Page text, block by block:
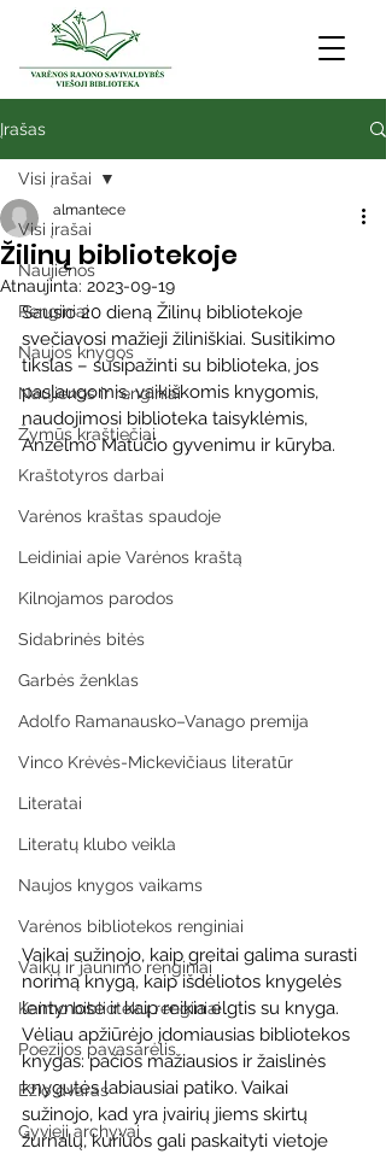
Įrašas
Visi įrašai
Naujienos
Renginiai
Naujos knygos
Naujienos ir renginiai
Žymūs kraštiečiai
Kraštotyros darbai
Varėnos kraštas spaudoje
Leidiniai apie Varėnos kraštą
Kilnojamos parodos
Sidabrinės bitės
Garbės ženklas
Adolfo Ramanausko–Vanago premija
Vinco Krėvės-Mickevičiaus literatūr
Literatai
Literatų klubo veikla
Naujos knygos vaikams
Varėnos bibliotekos renginiai
Vaikų ir jaunimo renginiai
Kaimo bibliotekų renginiai
Poezijos pavasarėlis
Ežio dvaras
Gyvieji archyvai
Visi įrašai
Žilinų bibliotekoje
almantece
Atnaujinta: 2023-09-19
Sausio 20 dieną Žilinų bibliotekoje
svečiavosi mažieji žiliniškiai. Susitikimo
tikslas – susipažinti su biblioteka, jos
paslaugomis, vaikiškomis knygomis,
naudojimosi biblioteka taisyklėmis,
Anzelmo Matučio gyvenimu ir kūryba.
Vaikai sužinojo, kaip greitai galima surasti
norimą knygą, kaip išdėliotos knygelės
lentynose ir kaip reikia elgtis su knyga.
Vėliau apžiūrėjo įdomiausias bibliotekos
knygas: pačios mažiausios ir žaislinės
knygutės labiausiai patiko. Vaikai
sužinojo, kad yra įvairių jiems skirtų
žurnalų, kuriuos gali paskaityti vietoje